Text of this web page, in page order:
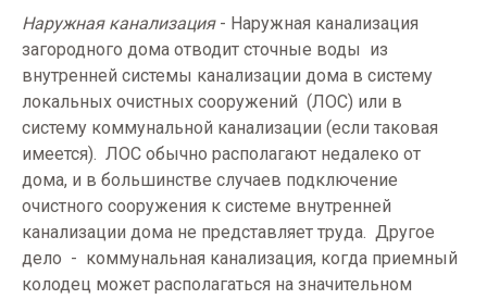
Наружная канализация- Наружная канализация
загородного дома отводит сточные воды из
внутренней системы канализации дома в систему
локальных очистных сооружений (ЛОС) или в
систему коммунальной канализации (если таковая
имеется). ЛОС обычно располагают недалеко от
дома, и в большинстве случаев подключение
очистного сооружения к системе внутренней
канализации дома не представляет труда. Другое
дело - коммунальная канализация, когда приемный
колодец может располагаться на значительном